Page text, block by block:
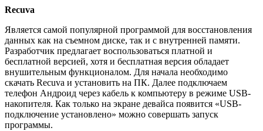
Recuva
Является самой популярной программой для восстановления
данных как на съемном диске, так и с внутренней памяти.
Разработчик предлагает воспользоваться платной и
бесплатной версией, хотя и бесплатная версия обладает
внушительным функционалом. Для начала необходимо
скачать Recuva и установить на ПК. Далее подключаем
телефон Андроид через кабель к компьютеру в режиме USB-
накопителя. Как только на экране девайса появится «USB-
подключение установлено» можно совершать запуск
программы.